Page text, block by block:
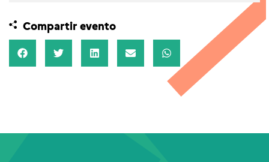
Compartir evento